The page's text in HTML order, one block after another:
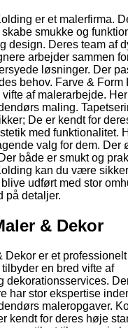
er et malerfirma.
smukke og
design. Deres team af
arbejder sammen
løsninger. Der
behov. Farve & Form
af malerarbejde.
maling.
De er kendt for
med funktionalitet.
valg for dem. Der
både er smukt og
kan du være
udført med stor
på detaljer.
& Dekor
Dekor er et professionelt
en bred vifte af
dekorationsservices.
har stor ekspertise
maleropgaver.
kendt for deres høje